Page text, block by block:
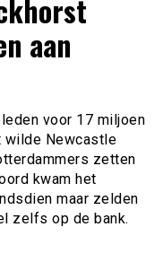
aan
voor 17 miljoen
wilde Newcastle
zetten
kwam het
maar zelden
zelfs op de bank.